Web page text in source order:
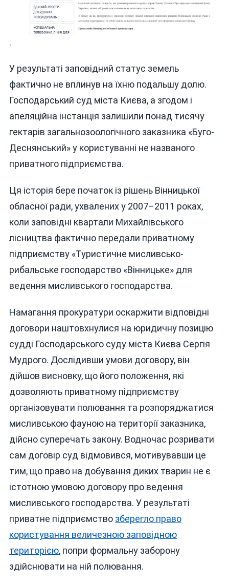
.
У результаті заповідний статус земель
фактично не вплинув на їхню подальшу долю.
Господарський суд міста Києва, а згодом і
апеляційна інстанція залишили понад тисячу
гектарів загальнозоологічного заказника «Буго-
Деснянський» у користуванні не названого
приватного підприємства.
Ця історія бере початок із рішень Вінницької
обласної ради, ухвалених у 2007–2011 роках,
коли заповідні квартали Михайлівського
лісництва фактично передали приватному
підприємству «Туристичне мисливсько-
рибальське господарство «Вінницьке» для
ведення мисливського господарства.
Намагання прокуратури оскаржити відповідні
договори наштовхнулися на юридичну позицію
судді Господарського суду міста Києва Сергія
Мудрого. Дослідивши умови договору, він
дійшов висновку, що його положення, які
дозволяють приватному підприємству
організовувати полювання та розпоряджатися
мисливською фауною на території заказника,
дійсно суперечать закону. Водночас розривати
сам договір суд відмовився, мотивувавши це
тим, що право на добування диких тварин не є
істотною умовою договору про ведення
мисливського господарства. У результаті
приватне підприємство зберегло право
користування величезною заповідною
територією, попри формальну заборону
здійснювати на ній полювання.